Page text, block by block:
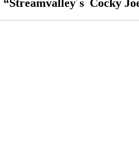
“Streamvalley´s Cocky